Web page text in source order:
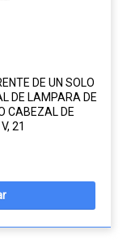
DE UN SOLO
DE LAMPARA DE
CABEZAL DE
21